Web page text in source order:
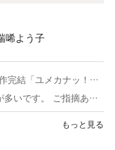
唏よう子
皆様こんにちは！ 処女作完結「ユメカナッ！！」 100万文字完結「ライブ配信！！異世界転移！？」 現在『ライブ配信!!異世界転移』のサブストーリー展開中！！ そしてイベント作品は出来る限り参加いたしております！ そして「黒の怪奇譚」 様々な拙作の世界を是非お楽しみくださいませ！ 皆さんよろしくお願いします( ˶ｰ̀֊ｰ́ )੭"
国語が２なので誤字脱字が多いです。 ご指摘ありがとうございます。 革命軍所属
もっと見る